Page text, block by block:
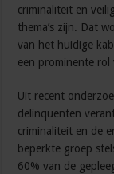
criminaliteit en
thema’s zijn. Dat
van het huidige
een prominente rol
Uit recent
delinquenten
criminaliteit en de
beperkte groep
60% van de